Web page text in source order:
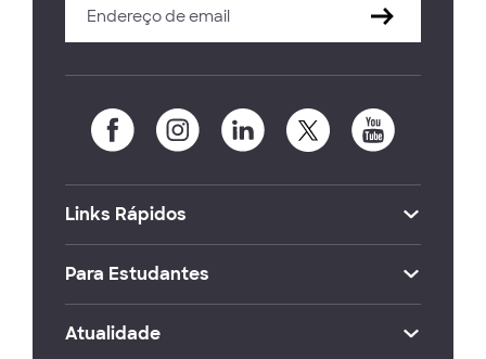
Links Rápidos
Para Estudantes
Atualidade